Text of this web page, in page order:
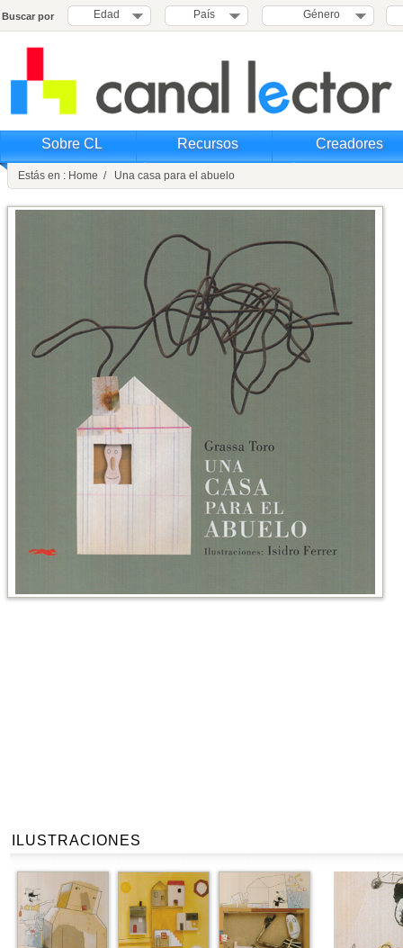
Buscar por Edad País Género
Sobre CL Recursos Creadores
Estás en : Home / Una casa para el abuelo
ILUSTRACIONES